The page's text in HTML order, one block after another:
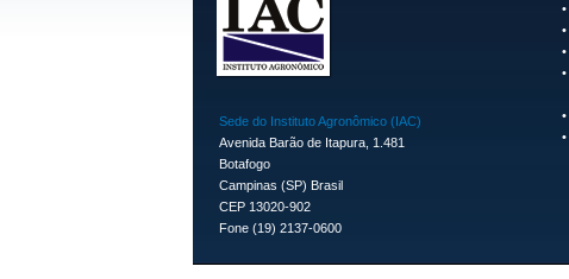
Sede do Instituto Agronômico (IAC)
Avenida Barão de Itapura, 1.481
Botafogo
Campinas (SP) Brasil
CEP 13020-902
Fone (19) 2137-0600
•
•
•
•
•
•